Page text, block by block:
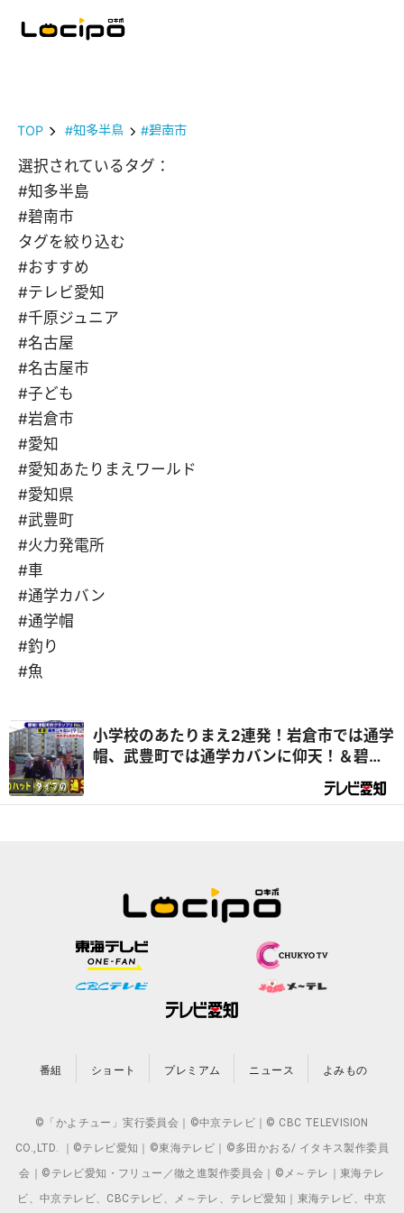
TOP #知多半島 #碧南市
選択されているタグ：
#知多半島
#碧南市
タグを絞り込む
#おすすめ
#テレビ愛知
#千原ジュニア
#名古屋
#名古屋市
#子ども
#岩倉市
#愛知
#愛知あたりまえワールド
#愛知県
#武豊町
#火力発電所
#車
#通学カバン
#通学帽
#釣り
#魚
小学校のあたりまえ2連発！岩倉市では通学
帽、武豊町では通学カバンに仰天！＆碧南
市の「火力発電所」が休日に家族連れで大
番組 ショート プレミアム ニュース よみもの
©「かよチュー」実行委員会｜©中京テレビ｜© CBC TELEVISION
CO.,LTD. ｜©テレビ愛知｜©東海テレビ｜©多田かおる/ イタキス製作委員
会｜©テレビ愛知・フリュー／徹之進製作委員会｜©メ～テレ｜東海テレ
ビ、中京テレビ、CBCテレビ、メ～テレ、テレビ愛知｜東海テレビ、中京